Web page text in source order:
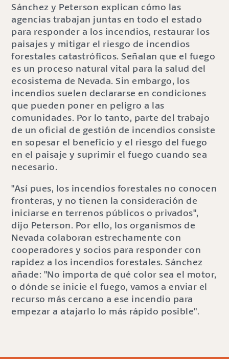
Sánchez y Peterson explican cómo las
agencias trabajan juntas en todo el estado
para responder a los incendios, restaurar los
paisajes y mitigar el riesgo de incendios
forestales catastróficos. Señalan que el fuego
es un proceso natural vital para la salud del
ecosistema de Nevada. Sin embargo, los
incendios suelen declararse en condiciones
que pueden poner en peligro a las
comunidades. Por lo tanto, parte del trabajo
de un oficial de gestión de incendios consiste
en sopesar el beneficio y el riesgo del fuego
en el paisaje y suprimir el fuego cuando sea
necesario.
"Así pues, los incendios forestales no conocen
fronteras, y no tienen la consideración de
iniciarse en terrenos públicos o privados",
dijo Peterson. Por ello, los organismos de
Nevada colaboran estrechamente con
cooperadores y socios para responder con
rapidez a los incendios forestales. Sánchez
añade: "No importa de qué color sea el motor,
o dónde se inicie el fuego, vamos a enviar el
recurso más cercano a ese incendio para
empezar a atajarlo lo más rápido posible".